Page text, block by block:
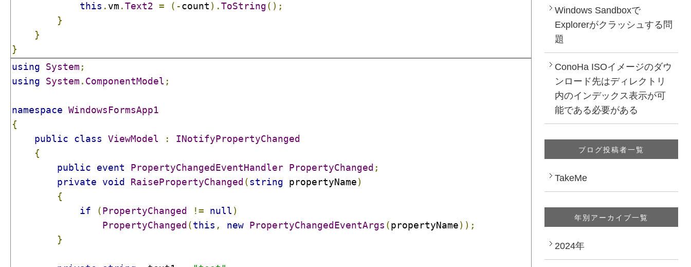
this . vm .Text2 = (-count ).ToString();
}
}
}
using
System ;
using
System . ComponentModel ;
namespace WindowsFormsApp1
{
public
class ViewModel :
INotifyPropertyChanged
{
public
event PropertyChangedEventHandler PropertyChanged ;
private
void RaisePropertyChanged (string propertyName)
{
if
(PropertyChanged != null)
PropertyChanged (this , new PropertyChangedEventArgs (propertyName));
}
Windows Sandboxで
Explorerがクラッシュする問
題
ConoHa ISOイメージのダウ
ンロード先はディレクトリ
内のインデックス表示が可
能である必要がある
ブログ投稿者一覧
TakeMe
年別アーカイブ一覧
2024年